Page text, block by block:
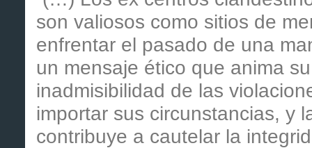
son valiosos como sitios de
enfrentar el pasado de una
un mensaje ético que anima
inadmisibilidad de las
importar sus circunstancias, y
contribuye a cautelar la